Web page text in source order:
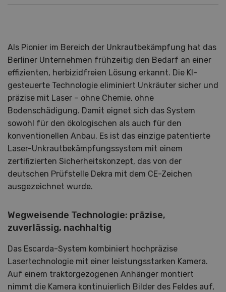
Als Pionier im Bereich der Unkrautbekämpfung hat das
Berliner Unternehmen frühzeitig den Bedarf an einer
effizienten, herbizidfreien Lösung erkannt. Die KI-
gesteuerte Technologie eliminiert Unkräuter sicher und
präzise mit Laser – ohne Chemie, ohne
Bodenschädigung. Damit eignet sich das System
sowohl für den ökologischen als auch für den
konventionellen Anbau. Es ist das einzige patentierte
Laser-Unkrautbekämpfungssystem mit einem
zertifizierten Sicherheitskonzept, das von der
deutschen Prüfstelle Dekra mit dem CE-Zeichen
ausgezeichnet wurde.
Wegweisende Technologie: präzise,
zuverlässig, nachhaltig
Das Escarda-System kombiniert hochpräzise
Lasertechnologie mit einer leistungsstarken Kamera.
Auf einem traktorgezogenen Anhänger montiert
nimmt die Kamera kontinuierlich Bilder des Feldes auf,